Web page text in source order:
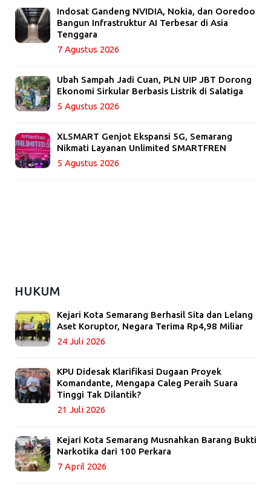
Indosat Gandeng NVIDIA, Nokia, dan Ooredoo
Bangun Infrastruktur AI Terbesar di Asia
Tenggara
7 Agustus 2026
Ubah Sampah Jadi Cuan, PLN UIP JBT Dorong
Ekonomi Sirkular Berbasis Listrik di Salatiga
5 Agustus 2026
XLSMART Genjot Ekspansi 5G, Semarang
Nikmati Layanan Unlimited SMARTFREN
5 Agustus 2026
HUKUM
Kejari Kota Semarang Berhasil Sita dan Lelang
Aset Koruptor, Negara Terima Rp4,98 Miliar
24 Juli 2026
KPU Didesak Klarifikasi Dugaan Proyek
Komandante, Mengapa Caleg Peraih Suara
Tinggi Tak Dilantik?
21 Juli 2026
Kejari Kota Semarang Musnahkan Barang Bukti
Narkotika dari 100 Perkara
7 April 2026